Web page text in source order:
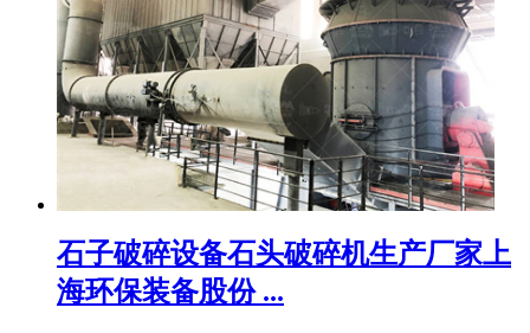
石子破碎设备石头破碎机生产厂家上
海环保装备股份 ...